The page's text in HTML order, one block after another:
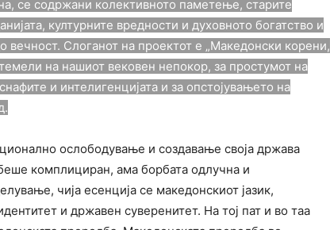
се содржани колективното паметење, старите
културните вредности и духовното богатство и
вечност. Слоганот на проектот е „Македонски корени,
на нашиот вековен непокор, за простумот на
и интелигенцијата и за опстојувањето на
ослободување и создавање своја држава
комплициран, ама борбата одлучна и
чија есенција се македонскиот јазик,
и државен суверенитет. На тој пат и во таа